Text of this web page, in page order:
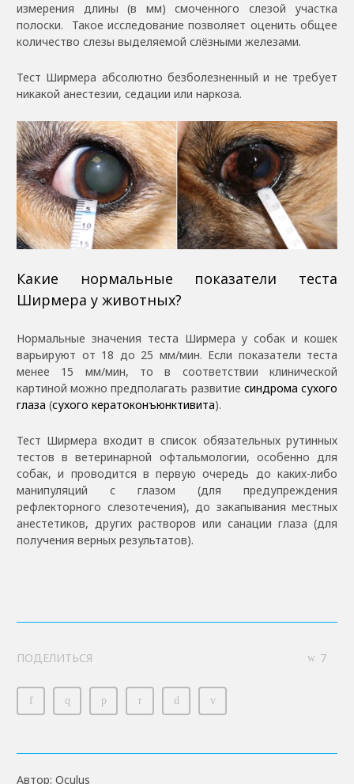
измерения длины (в мм) смоченного слезой участка
полоски. Такое исследование позволяет оценить общее
количество слезы выделяемой слёзными железами.
Тест Ширмера абсолютно безболезненный и не требует
никакой анестезии, седации или наркоза.
Какие нормальные показатели теста
Ширмера у животных?
Нормальные значения теста Ширмера у собак и кошек
варьируют от 18 до 25 мм/мин. Если показатели теста
менее 15 мм/мин, то в соответствии клинической
картиной можно предполагать развитие синдрома сухого
глаза (сухого кератоконъюнктивита).
Тест Ширмера входит в список обязательных рутинных
тестов в ветеринарной офтальмологии, особенно для
собак, и проводится в первую очередь до каких-либо
манипуляций с глазом (для предупреждения
рефлекторного слезотечения), до закапывания местных
анестетиков, других растворов или санации глаза (для
получения верных результатов).
ПОДЕЛИТЬСЯ 7
Автор: Oculus